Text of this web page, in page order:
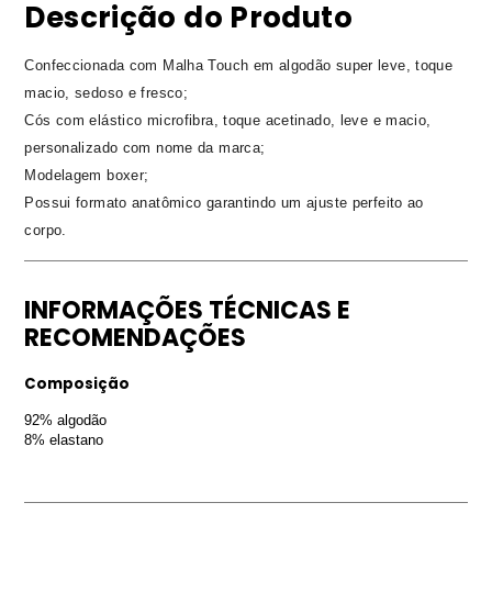
Descrição do Produto
Confeccionada com Malha Touch em algodão super leve, toque
macio, sedoso e fresco;
Cós com elástico microfibra, toque acetinado, leve e macio,
personalizado com nome da marca;
Modelagem boxer;
Possui formato anatômico garantindo um ajuste perfeito ao
corpo.
INFORMAÇÕES TÉCNICAS E
RECOMENDAÇÕES
Composição
92% algodão
8% elastano